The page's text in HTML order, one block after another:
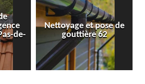
Nettoyage et pose de
gouttière 62
Pose et